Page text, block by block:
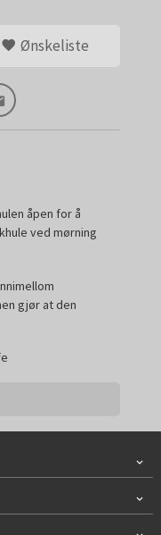
Ønskeliste
åpen for å
ved mørning
gjør at den